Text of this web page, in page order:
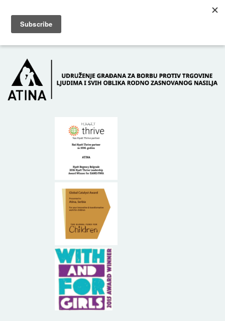
POČETNA O NAMA